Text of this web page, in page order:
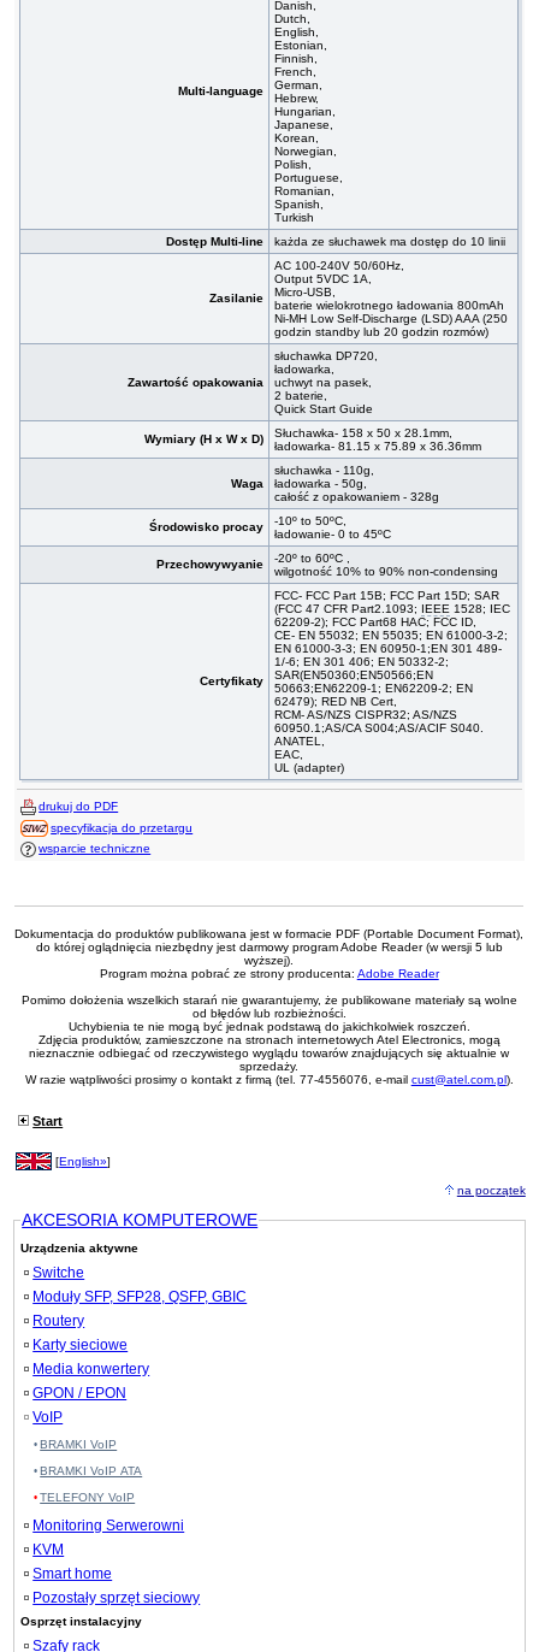
Multi-language
Danish,
Dutch,
English,
Estonian,
Finnish,
French,
German,
Hebrew,
Hungarian,
Japanese,
Korean,
Norwegian,
Polish,
Portuguese,
Romanian,
Spanish,
Turkish
Dostęp Multi-line
każda ze słuchawek ma dostęp do 10 linii
Zasilanie
AC 100-240V 50/60Hz,
Output 5VDC 1A,
Micro-USB,
baterie wielokrotnego ładowania 800mAh
Ni-MH Low Self-Discharge (LSD) AAA (250
godzin standby lub 20 godzin rozmów)
Zawartość opakowania
słuchawka DP720,
ładowarka,
uchwyt na pasek,
2 baterie,
Quick Start Guide
Wymiary (H x W x D)
Słuchawka- 158 x 50 x 28.1mm,
ładowarka- 81.15 x 75.89 x 36.36mm
Waga
słuchawka - 110g,
ładowarka - 50g,
całość z opakowaniem - 328g
Środowisko procay
-10º to 50ºC,
ładowanie- 0 to 45ºC
Przechowywyanie
-20º to 60ºC ,
wilgotność 10% to 90% non-condensing
Certyfikaty
FCC- FCC Part 15B; FCC Part 15D; SAR
(FCC 47 CFR Part2.1093; IEEE 1528; IEC
62209-2); FCC Part68 HAC; FCC ID,
CE- EN 55032; EN 55035; EN 61000-3-2;
EN 61000-3-3; EN 60950-1;EN 301 489-
1/-6; EN 301 406; EN 50332-2;
SAR(EN50360;EN50566;EN
50663;EN62209-1; EN62209-2; EN
62479); RED NB Cert,
RCM- AS/NZS CISPR32; AS/NZS
60950.1;AS/CA S004;AS/ACIF S040.
ANATEL,
EAC,
UL (adapter)
drukuj do PDF
specyfikacja do przetargu
wsparcie techniczne
Dokumentacja do produktów publikowana jest w formacie PDF (Portable Document Format),
do której oglądnięcia niezbędny jest darmowy program Adobe Reader (w wersji 5 lub
wyższej).
Program można pobrać ze strony producenta: Adobe Reader
Pomimo dołożenia wszelkich starań nie gwarantujemy, że publikowane materiały są wolne
od błędów lub rozbieżności.
Uchybienia te nie mogą być jednak podstawą do jakichkolwiek roszczeń.
Zdjęcia produktów, zamieszczone na stronach internetowych Atel Electronics, mogą
nieznacznie odbiegać od rzeczywistego wyglądu towarów znajdujących się aktualnie w
sprzedaży.
W razie wątpliwości prosimy o kontakt z firmą (tel. 77-4556076, e-mail cust@atel.com.pl).
Start
[English»]
na początek
AKCESORIA KOMPUTEROWE
Urządzenia aktywne
Switche
Moduły SFP, SFP28, QSFP, GBIC
Routery
Karty sieciowe
Media konwertery
GPON / EPON
VoIP
BRAMKI VoIP
BRAMKI VoIP ATA
TELEFONY VoIP
Monitoring Serwerowni
KVM
Smart home
Pozostały sprzęt sieciowy
Osprzęt instalacyjny
Szafy rack